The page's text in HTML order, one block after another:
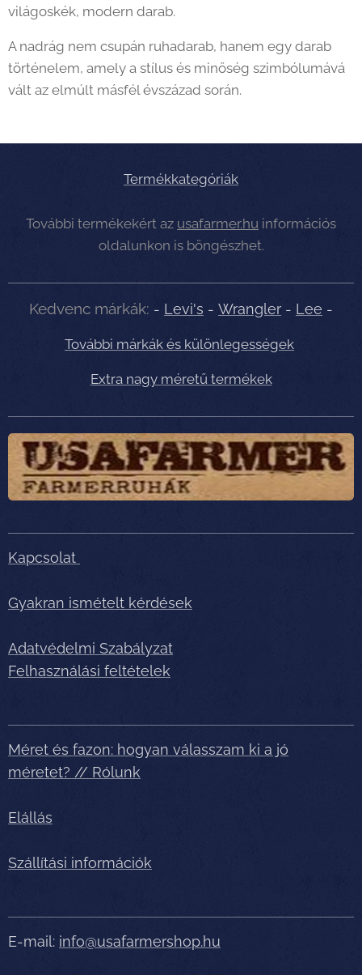
világoskék, modern darab.
A nadrág nem csupán ruhadarab, hanem egy darab
történelem, amely a stílus és minőség szimbólumává
vált az elmúlt másfél évszázad során.
Termékkategóriák
További termékekért az usafarmer.hu információs
oldalunkon is böngészhet.
Kedvenc márkák: - Levi's - Wrangler - Lee -
További márkák és különlegességek
Extra nagy méretű termékek
Kapcsolat
Gyakran ismételt kérdések
Adatvédelmi Szabályzat
Felhasználási feltételek
Méret és fazon: hogyan válasszam ki a jó
méretet? // Rólunk
Elállás
Szállítási információk
E-mail: info@usafarmershop.hu